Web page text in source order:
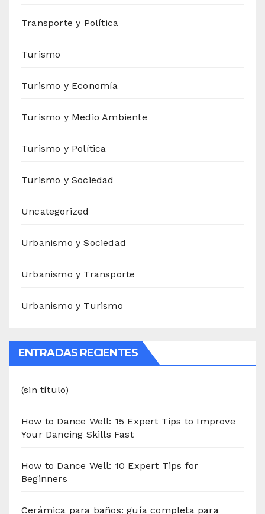
Transporte y Política
Turismo
Turismo y Economía
Turismo y Medio Ambiente
Turismo y Política
Turismo y Sociedad
Uncategorized
Urbanismo y Sociedad
Urbanismo y Transporte
Urbanismo y Turismo
ENTRADAS RECIENTES
(sin título)
How to Dance Well: 15 Expert Tips to Improve
Your Dancing Skills Fast
How to Dance Well: 10 Expert Tips for
Beginners
Cerámica para baños: guía completa para